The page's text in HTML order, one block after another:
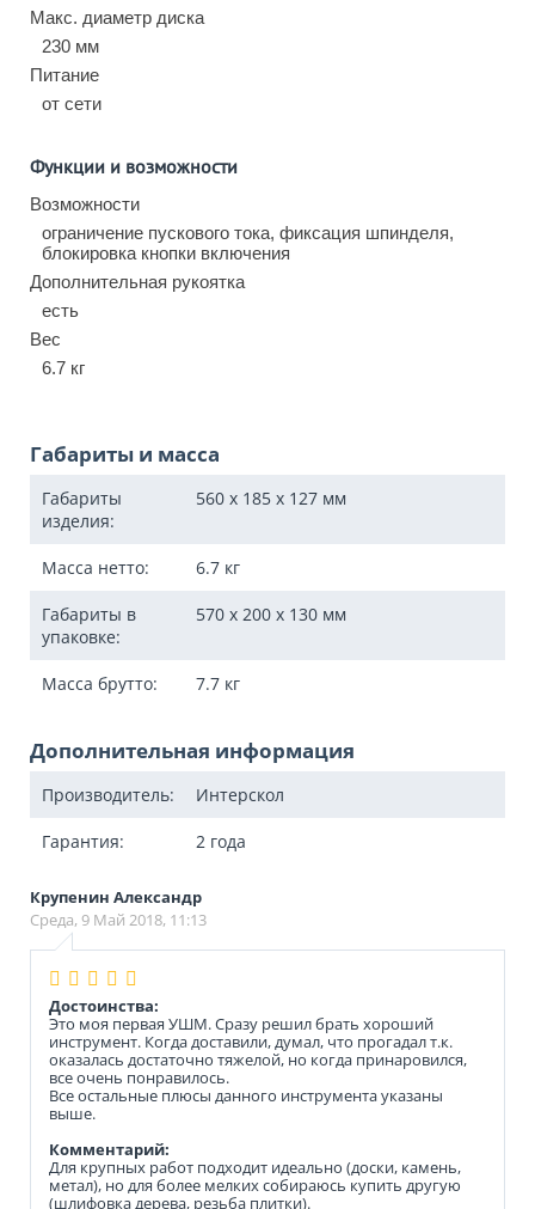
Макс. диаметр диска
230 мм
Питание
от сети
Функции и возможности
Возможности
ограничение пускового тока, фиксация шпинделя,
блокировка кнопки включения
Дополнительная рукоятка
есть
Вес
6.7 кг
Габариты и масса
Габариты
изделия:
560 x 185 x 127 мм
Масса нетто: 6.7 кг
Габариты в
упаковке:
570 x 200 x 130 мм
Масса брутто: 7.7 кг
Дополнительная информация
Производитель: Интерскол
Гарантия: 2 года
Крупенин Александр
Среда, 9 Май 2018, 11:13
Достоинства:
Это моя первая УШМ. Сразу решил брать хороший
инструмент. Когда доставили, думал, что прогадал т.к.
оказалась достаточно тяжелой, но когда принаровился,
все очень понравилось.
Все остальные плюсы данного инструмента указаны
выше.
Комментарий:
Для крупных работ подходит идеально (доски, камень,
метал), но для более мелких собираюсь купить другую
(шлифовка дерева, резьба плитки).